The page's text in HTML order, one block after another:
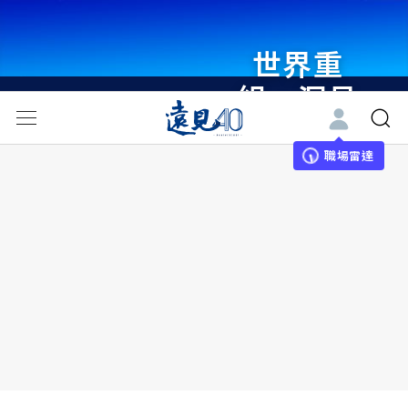
世界重
組・洞見
未來 與
世界領袖
職場雷達